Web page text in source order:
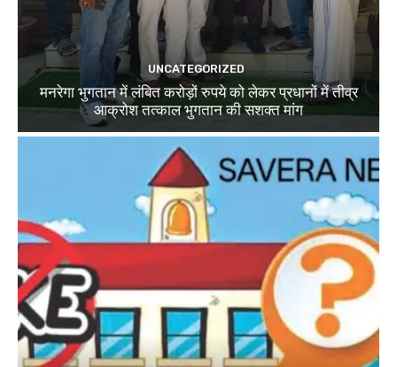
UNCATEGORIZED
मनरेगा भुगतान में लंबित करोड़ों रुपये को लेकर प्रधानों में तीव्र
आक्रोश तत्काल भुगतान की सशक्त मांग